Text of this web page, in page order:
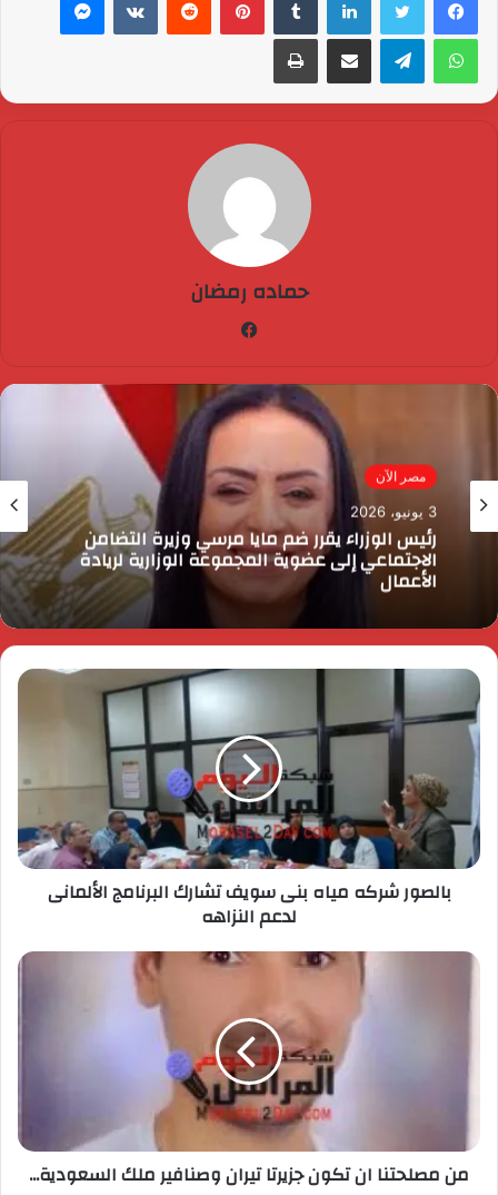
واتساب تيلقرام مشاركة عبر البريد طباعة
حماده رمضان
مصر الآن
3 يونيو، 2026
رئيس الوزراء يقرر ضم مايا مرسي وزيرة التضامن
الاجتماعي إلى عضوية المجموعة الوزارية لريادة
الأعمال
بالصور شركه مياه بنى سويف تشارك البرنامج الألمانى
لدعم النزاهه
من مصلحتنا ان تكون جزيرتا تيران وصنافير ملك السعودية...